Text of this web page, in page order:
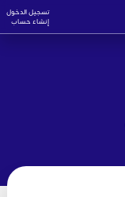
تسجيل الدخول
إنشاء حساب